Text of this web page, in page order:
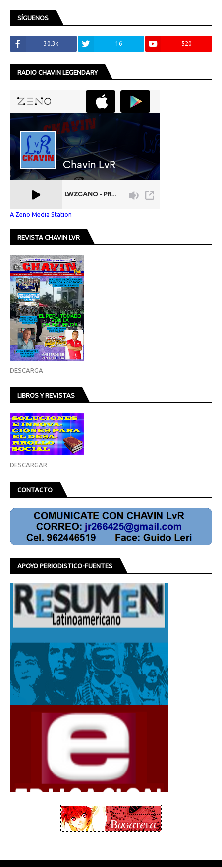
SÍGUENOS
30.3k 16 520
RADIO CHAVIN LEGENDARY
A Zeno Media Station
REVISTA CHAVIN LVR
DESCARGA
LIBROS Y REVISTAS
DESCARGAR
CONTACTO
APOYO PERIODISTICO-FUENTES